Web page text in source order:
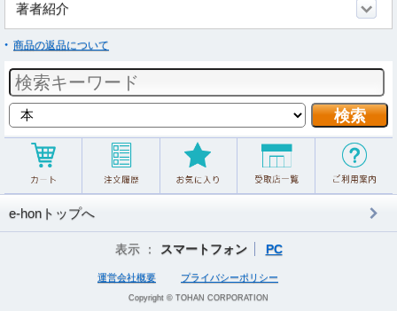
著者紹介
商品の返品について
e-honトップへ
表示 ： スマートフォン PC
運営会社概要 プライバシーポリシー
Copyright © TOHAN CORPORATION